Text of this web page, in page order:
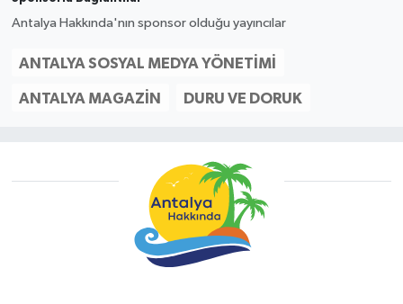
Antalya Hakkında'nın sponsor olduğu yayıncılar
ANTALYA SOSYAL MEDYA YÖNETIMI
ANTALYA MAGAZIN DURU VE DORUK